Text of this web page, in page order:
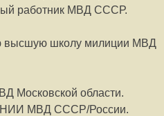
работник МВД СССР.
высшую школу милиции МВД
Московской области.
МВД СССР/России.